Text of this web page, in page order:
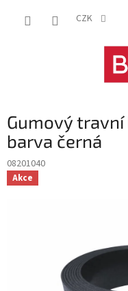
CZK
Gumový travní
barva černá
08201040
Akce